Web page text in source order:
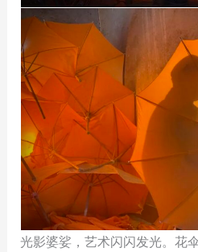
光影婆娑，艺术闪闪发光。花